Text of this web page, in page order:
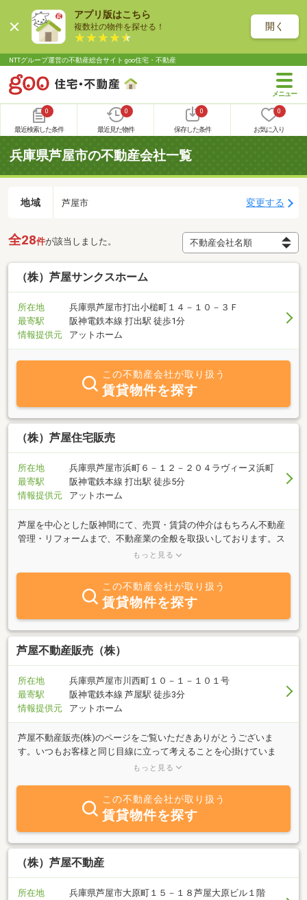
アプリ版はこちら
複数社の物件を探せる！ 開く
NTTグループ運営の不動産総合サイト goo住宅・不動産
0
最近検索した条件
0
最近見た物件
0
保存した条件
0
お気に入り
兵庫県芦屋市の不動産会社一覧
地域 芦屋市 変更する
全28件が該当しました。
（株）芦屋サンクスホーム
所在地
兵庫県芦屋市打出小槌町１４－１０－３Ｆ
最寄駅
阪神電鉄本線 打出駅 徒歩1分
情報提供元
アットホーム
この不動産会社が取り扱う
賃貸物件を探す
（株）芦屋住宅販売
所在地
兵庫県芦屋市浜町６－１２－２０４ラヴィーヌ浜町
最寄駅
阪神電鉄本線 打出駅 徒歩5分
情報提供元
アットホーム
芦屋を中心とした阪神間にて、売買・賃貸の仲介はもちろん不動産
管理・リフォームまで、不動産業の全般を取扱いしております。ス
タッフは全員が宅地建物取引士（うち２名は二級建築士）。不動産
ールにてお問合せください！
もっと見る
この不動産会社が取り扱う
賃貸物件を探す
芦屋不動産販売（株）
所在地
兵庫県芦屋市川西町１０－１－１０１号
最寄駅
阪神電鉄本線 芦屋駅 徒歩3分
情報提供元
アットホーム
芦屋不動産販売(株)のページをご覧いただきありがとうございま
す。いつもお客様と同じ目線に立って考えることを心掛けていま
す。どんな些細なお悩み事でも一度お気軽にご相談下さい。お待ち
もっと見る
この不動産会社が取り扱う
賃貸物件を探す
（株）芦屋不動産
所在地
兵庫県芦屋市大原町１５－１８芦屋大原ビル１階